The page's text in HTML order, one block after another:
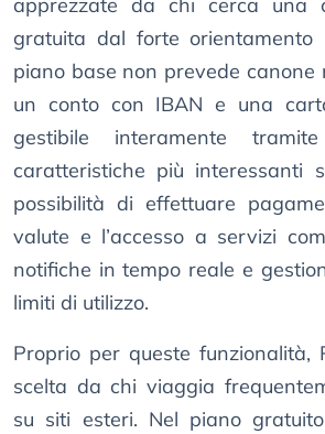
apprezzate da chi cerca una
gratuita dal forte orientamento
piano base non prevede canone
un conto con IBAN e una
gestibile interamente
caratteristiche più interessanti
possibilità di effettuare
valute e l’accesso a servizi
notifiche in tempo reale e
limiti di utilizzo.
Proprio per queste funzionalità,
scelta da chi viaggia
su siti esteri. Nel piano